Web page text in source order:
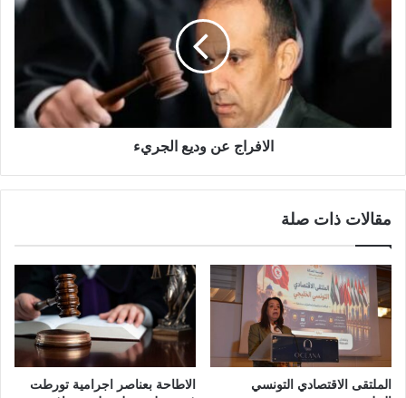
الافراج عن وديع الجريء
مقالات ذات صلة
الملتقى الاقتصادي التونسي
الاطاحة بعناصر اجرامية تورطت